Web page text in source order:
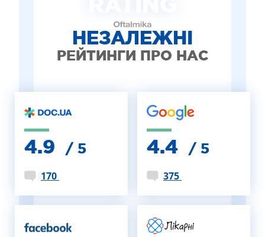
НЕЗАЛЕЖНІ
РЕЙТИНГИ ПРО НАС
4.9 / 5
170
4.4 / 5
375